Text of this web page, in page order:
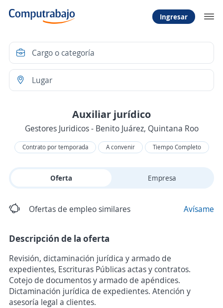
Ingresar
Auxiliar jurídico
Gestores Juridicos - Benito Juárez, Quintana Roo
Contrato por temporada A convenir Tiempo Completo
Oferta Empresa
Ofertas de empleo similares Avísame
Descripción de la oferta
Revisión, dictaminación jurídica y armado de
expedientes, Escrituras Públicas actas y contratos.
Cotejo de documentos y armado de apéndices.
Dictaminación jurídica de expedientes. Atención y
asesoría legal a clientes.